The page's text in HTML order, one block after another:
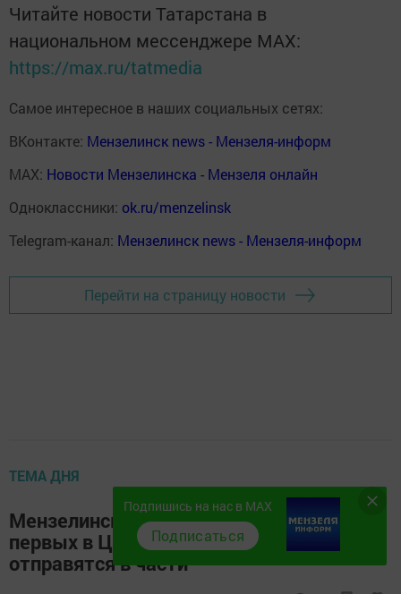
Читайте новости Татарстана в
национальном мессенджере MАХ:
https://max.ru/tatmedia
Самое интересное в наших социальных сетях:
ВКонтакте: Мензелинск news - Мензеля-информ
MAX: Новости Мензелинска - Мензеля онлайн
Одноклассники: ok.ru/menzelinsk
Telegram-канал: Мензелинск news - Мензеля-информ
Перейти на страницу новости
ТЕМА ДНЯ
Мензелинские призывники одними из
первых в Центральном военном округе
отправятся в части
Подпишись на нас в MAX
Подписаться